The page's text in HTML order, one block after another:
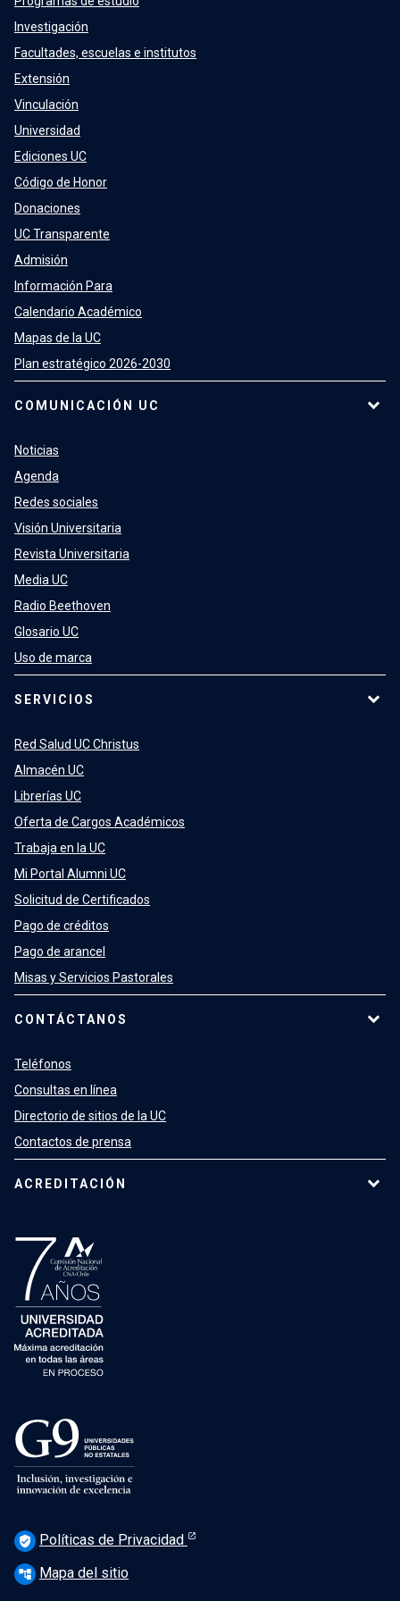
Investigación
Facultades, escuelas e institutos
Extensión
Vinculación
Universidad
Ediciones UC
Código de Honor
Donaciones
UC Transparente
Admisión
Información Para
Calendario Académico
Mapas de la UC
Plan estratégico 2026-2030
COMUNICACIÓN UC
Noticias
Agenda
Redes sociales
Visión Universitaria
Revista Universitaria
Media UC
Radio Beethoven
Glosario UC
Uso de marca
SERVICIOS
Red Salud UC Christus
Almacén UC
Librerías UC
Oferta de Cargos Académicos
Trabaja en la UC
Mi Portal Alumni UC
Solicitud de Certificados
Pago de créditos
Pago de arancel
Misas y Servicios Pastorales
CONTÁCTANOS
Teléfonos
Consultas en línea
Directorio de sitios de la UC
Contactos de prensa
ACREDITACIÓN
verified_user Políticas de Privacidad
account_tree Mapa del sitio